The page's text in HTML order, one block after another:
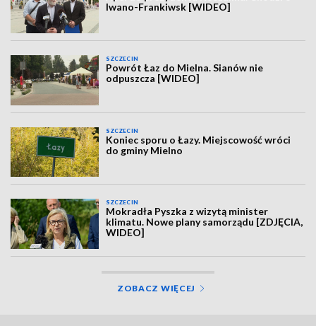
Iwano-Frankiwsk [WIDEO]
SZCZECIN
Powrót Łaz do Mielna. Sianów nie
odpuszcza [WIDEO]
SZCZECIN
Koniec sporu o Łazy. Miejscowość wróci
do gminy Mielno
SZCZECIN
Mokradła Pyszka z wizytą minister
klimatu. Nowe plany samorządu [ZDJĘCIA,
WIDEO]
ZOBACZ WIĘCEJ